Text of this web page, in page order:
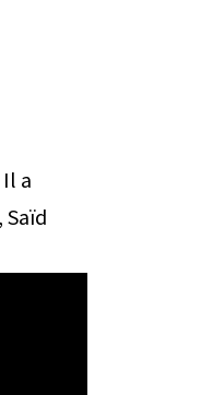
a
Saïd